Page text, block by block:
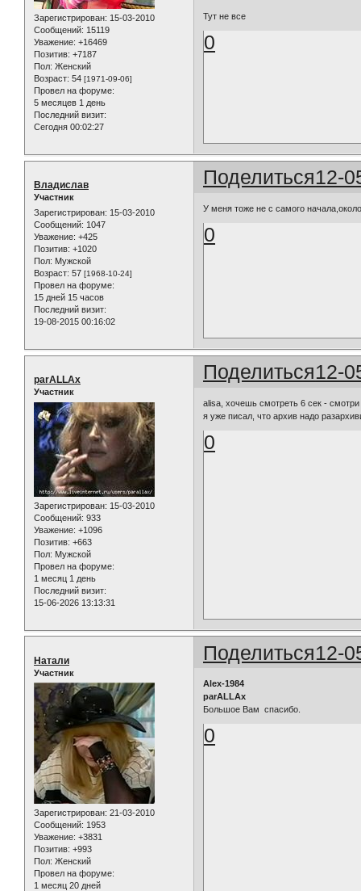
Зарегистрирован: 15-03-2010
Сообщений: 15119
Уважение: +16469
Позитив: +7187
Пол: Женский
Возраст: 54 [1971-09-06]
Провел на форуме:
5 месяцев 1 день
Последний визит:
Сегодня 00:02:27
Тут не все
0
Поделиться12-
Владислав
Участник
Зарегистрирован: 15-03-2010
Сообщений: 1047
Уважение: +425
Позитив: +1020
Пол: Мужской
Возраст: 57 [1968-10-24]
Провел на форуме:
15 дней 15 часов
Последний визит:
19-08-2015 00:16:02
У меня тоже не с самого
0
Поделиться12-
parALLAx
Участник
Зарегистрирован: 15-03-2010
Сообщений: 933
Уважение: +1096
Позитив: +663
Пол: Мужской
Провел на форуме:
1 месяц 1 день
Последний визит:
15-06-2026 13:13:31
alisa, хочешь смотреть 6 сек -
я уже писал, что архив надо
0
Поделиться12-
Натали
Участник
Зарегистрирован: 21-03-2010
Сообщений: 1953
Уважение: +3831
Позитив: +993
Пол: Женский
Провел на форуме:
1 месяц 20 дней
Alex-1984
parALLAx
Большое Вам спасибо.
0